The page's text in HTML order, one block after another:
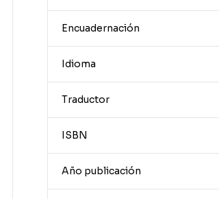
Encuadernación
Idioma
Traductor
ISBN
Año publicación